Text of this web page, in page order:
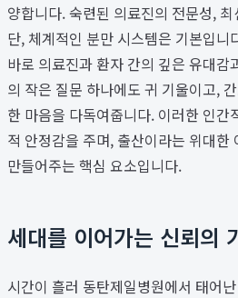
양합니다. 숙련된 의료진의 전문성,
단, 체계적인 분만 시스템은 기본입니
바로 의료진과 환자 간의 깊은 유대감
의 작은 질문 하나에도 귀 기울이고,
한 마음을 다독여줍니다. 이러한 인간
적 안정감을 주며, 출산이라는 위대한
만들어주는 핵심 요소입니다.
세대를 이어가는 신뢰의
시간이 흘러 동탄제일병원에서 태어